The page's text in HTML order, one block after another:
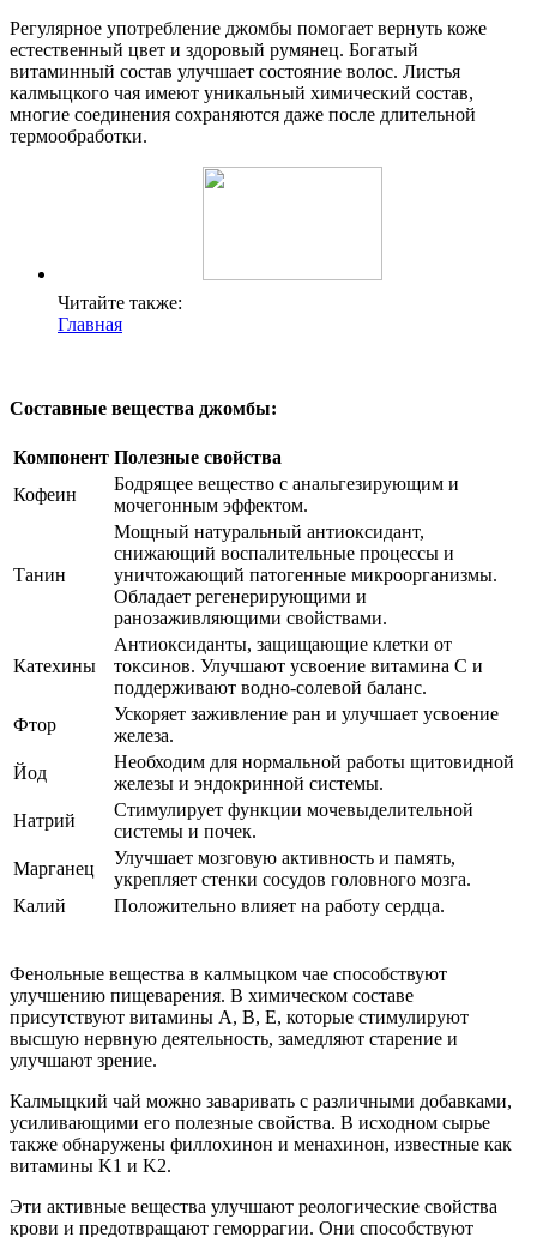
Регулярное употребление джомбы помогает вернуть коже
естественный цвет и здоровый румянец. Богатый
витаминный состав улучшает состояние волос. Листья
калмыцкого чая имеют уникальный химический состав,
многие соединения сохраняются даже после длительной
термообработки.
Читайте также:
Главная
Составные вещества джомбы:
Компонент Полезные свойства
Кофеин
Бодрящее вещество с анальгезирующим и
мочегонным эффектом.
Танин
Мощный натуральный антиоксидант,
снижающий воспалительные процессы и
уничтожающий патогенные микроорганизмы.
Обладает регенерирующими и
ранозаживляющими свойствами.
Катехины
Антиоксиданты, защищающие клетки от
токсинов. Улучшают усвоение витамина C и
поддерживают водно-солевой баланс.
Фтор
Ускоряет заживление ран и улучшает усвоение
железа.
Йод
Необходим для нормальной работы щитовидной
железы и эндокринной системы.
Натрий
Стимулирует функции мочевыделительной
системы и почек.
Марганец
Улучшает мозговую активность и память,
укрепляет стенки сосудов головного мозга.
Калий
Положительно влияет на работу сердца.
Фенольные вещества в калмыцком чае способствуют
улучшению пищеварения. В химическом составе
присутствуют витамины A, B, E, которые стимулируют
высшую нервную деятельность, замедляют старение и
улучшают зрение.
Калмыцкий чай можно заваривать с различными добавками,
усиливающими его полезные свойства. В исходном сырье
также обнаружены филлохинон и менахинон, известные как
витамины K1 и K2.
Эти активные вещества улучшают реологические свойства
крови и предотвращают геморрагии. Они способствуют